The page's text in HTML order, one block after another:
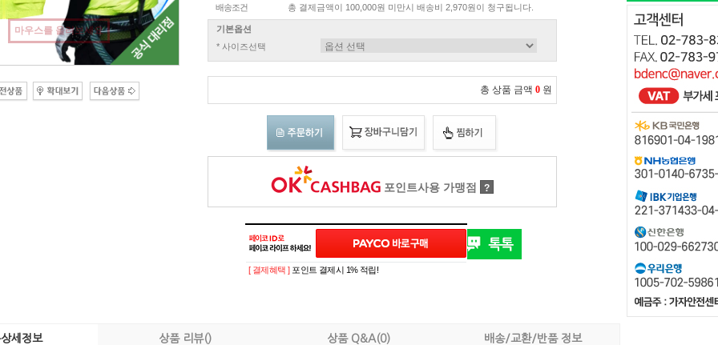
마우스를 올려보세요
배송조건
총 결제금액이 100,000원 미만시 배송비 2,970원이 청구됩니다.
기본옵션
* 사이즈선택
총 상품 금액 0 원
포인트사용 가맹점 ?
[ 결제혜택 ] 포인트 결제시 1% 적립!
세정보 상품 리뷰() 상품 Q&A(0) 배송/교환/반품 정보